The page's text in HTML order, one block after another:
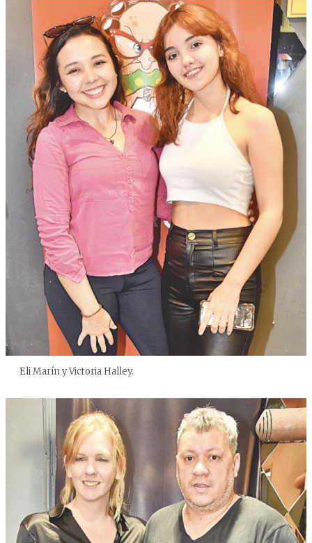
Eli Marín y Victoria Halley.